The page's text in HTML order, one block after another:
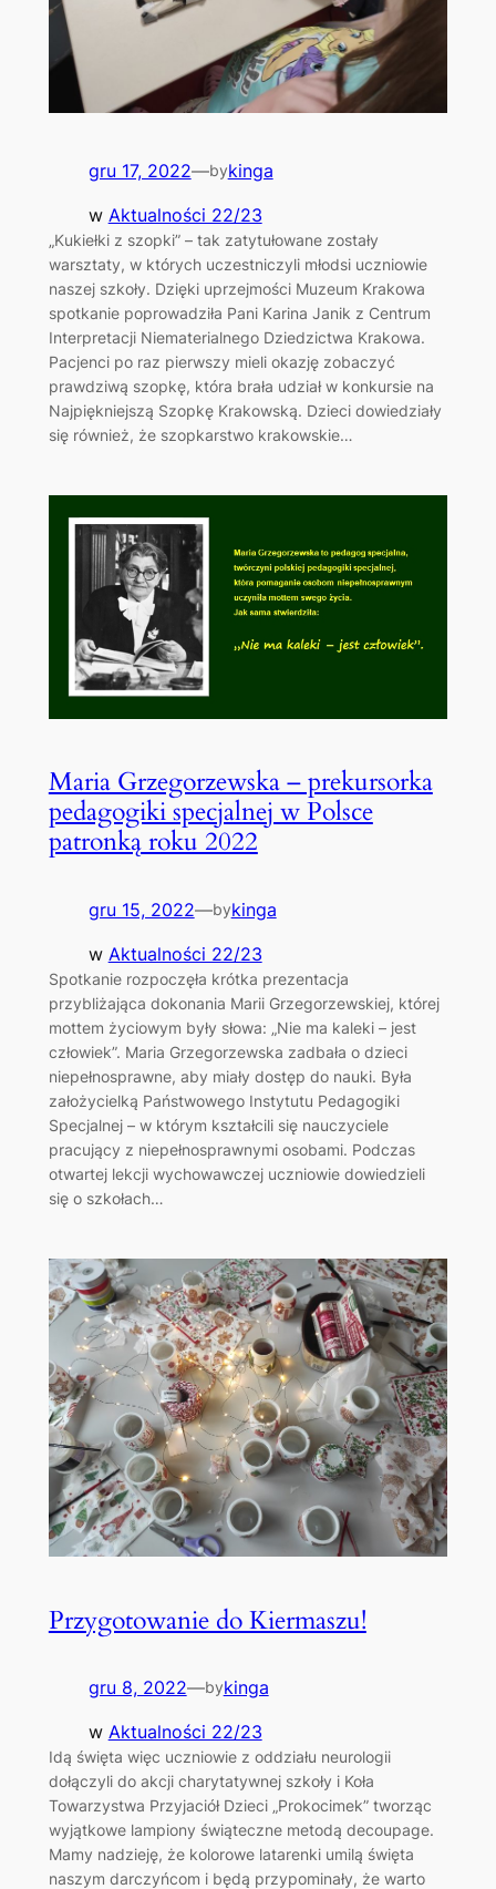
gru 17, 2022—bykinga
w Aktualności 22/23
„Kukiełki z szopki” – tak zatytułowane zostały
warsztaty, w których uczestniczyli młodsi uczniowie
naszej szkoły. Dzięki uprzejmości Muzeum Krakowa
spotkanie poprowadziła Pani Karina Janik z Centrum
Interpretacji Niematerialnego Dziedzictwa Krakowa.
Pacjenci po raz pierwszy mieli okazję zobaczyć
prawdziwą szopkę, która brała udział w konkursie na
Najpiękniejszą Szopkę Krakowską. Dzieci dowiedziały
się również, że szopkarstwo krakowskie…
Maria Grzegorzewska – prekursorka
pedagogiki specjalnej w Polsce
patronką roku 2022
gru 15, 2022—bykinga
w Aktualności 22/23
Spotkanie rozpoczęła krótka prezentacja
przybliżająca dokonania Marii Grzegorzewskiej, której
mottem życiowym były słowa: „Nie ma kaleki – jest
człowiek”. Maria Grzegorzewska zadbała o dzieci
niepełnosprawne, aby miały dostęp do nauki. Była
założycielką Państwowego Instytutu Pedagogiki
Specjalnej – w którym kształcili się nauczyciele
pracujący z niepełnosprawnymi osobami. Podczas
otwartej lekcji wychowawczej uczniowie dowiedzieli
się o szkołach…
Przygotowanie do Kiermaszu!
gru 8, 2022—bykinga
w Aktualności 22/23
Idą święta więc uczniowie z oddziału neurologii
dołączyli do akcji charytatywnej szkoły i Koła
Towarzystwa Przyjaciół Dzieci „Prokocimek” tworząc
wyjątkowe lampiony świąteczne metodą decoupage.
Mamy nadzieję, że kolorowe latarenki umilą święta
naszym darczyńcom i będą przypominały, że warto